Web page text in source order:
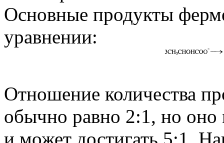
Основные продукты
уравнении:
Отношение количества
обычно равно 2:1, но оно
и может достигать 5:1.